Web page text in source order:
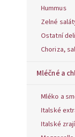
Hummus
Zelné
Ostatní
Choriza,
Mléčné a
Mléko a
Italské
Italské